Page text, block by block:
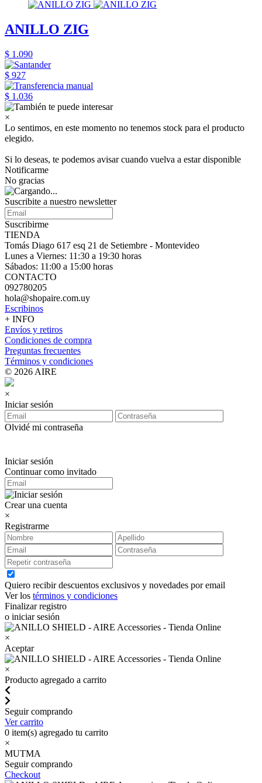
ANILLO ZIG
$ 1.090
$ 927
$ 1.036
×
Lo sentimos, en este momento no tenemos stock para el producto
elegido.
Si lo deseas, te podemos avisar cuando vuelva a estar disponible
Notificarme
No gracias
Suscribite a nuestro newsletter
Suscribirme
TIENDA
Tomás Diago 617 esq 21 de Setiembre - Montevideo
Lunes a Viernes: 11:30 a 19:30 horas
Sábados: 11:00 a 15:00 horas
CONTACTO
092780205
hola@shopaire.com.uy
Escribinos
+ INFO
Envíos y retiros
Condiciones de compra
Preguntas frecuentes
Términos y condiciones
© 2026 AIRE
×
Iniciar sesión
Olvidé mi contraseña
Iniciar sesión
Continuar como invitado
Crear una cuenta
×
Registrarme
Quiero recibir descuentos exclusivos y novedades por email
Ver los términos y condiciones
Finalizar registro
o iniciar sesión
×
Aceptar
×
Producto agregado a carrito
Seguir comprando
Ver carrito
0 item(s) agregado tu carrito
×
MUTMA
Seguir comprando
Checkout